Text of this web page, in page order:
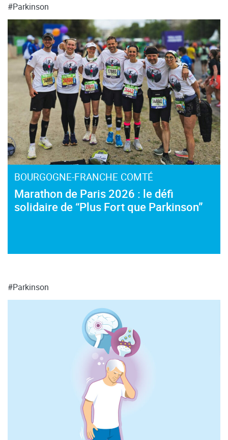
#Parkinson
BOURGOGNE-FRANCHE COMTÉ
Marathon de Paris 2026 : le défi
solidaire de “Plus Fort que Parkinson”
#Parkinson